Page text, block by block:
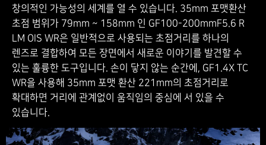
창의적인 가능성의 세계를 열 수 있습니다. 35mm 포맷환산
초점 범위가 79mm ~ 158mm 인 GF100-200mmF5.6 R
LM OIS WR은 일반적으로 사용되는 초점거리를 하나의
렌즈로 결합하여 모든 장면에서 새로운 이야기를 발견할 수
있는 훌륭한 도구입니다. 손이 닿지 않는 순간에, GF1.4X TC
WR을 사용해 35mm 포맷 환산 221mm의 초점거리로
확대하면 거리에 관계없이 움직임의 중심에 서 있을 수
있습니다.